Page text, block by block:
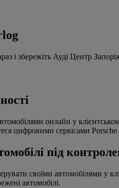
і збережіть Ауді Центр
онлайн у
цифровими сервісами
під
своїми автомобілями у
автомобілі.